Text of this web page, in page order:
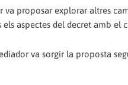
proposar explorar altres
aspectes del decret amb el
va sorgir la proposta